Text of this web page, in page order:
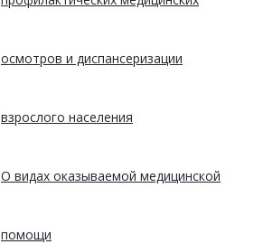
осмотров и диспансеризации
взрослого населения
О видах оказываемой медицинской
помощи